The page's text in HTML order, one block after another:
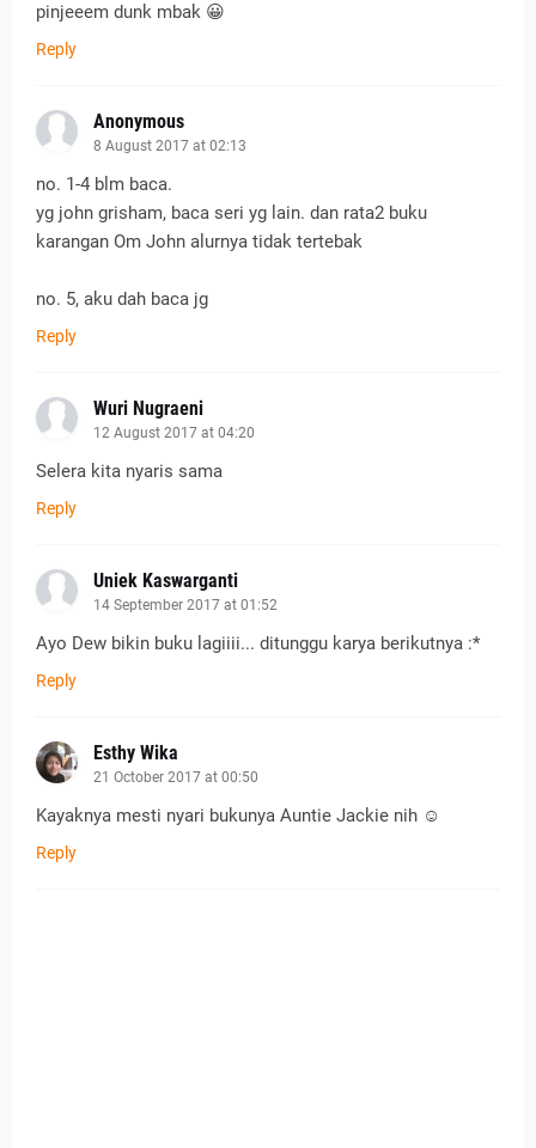
pinjeeem dunk mbak 😀
Reply
Anonymous
8 August 2017 at 02:13
no. 1-4 blm baca.
yg john grisham, baca seri yg lain. dan rata2 buku
karangan Om John alurnya tidak tertebak
no. 5, aku dah baca jg
Reply
Wuri Nugraeni
12 August 2017 at 04:20
Selera kita nyaris sama
Reply
Uniek Kaswarganti
14 September 2017 at 01:52
Ayo Dew bikin buku lagiiii... ditunggu karya berikutnya :*
Reply
Esthy Wika
21 October 2017 at 00:50
Kayaknya mesti nyari bukunya Auntie Jackie nih ☺
Reply